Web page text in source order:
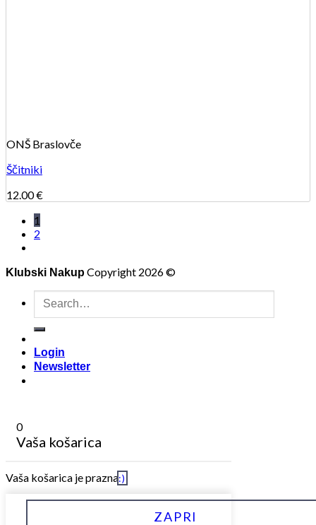
ONŠ Braslovče
Ščitniki
12.00€
1
2
Klubski NakupCopyright 2026 ©
for:
Login
Newsletter
0
Vaša košarica
Vaša košarica je prazna:)
ZAPRI